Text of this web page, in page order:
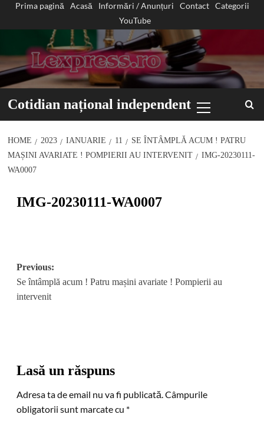
Prima pagină Acasă Informări / Anunțuri Contact
Categorii
YouTube
Cotidian național independent
Menu
HOME 2023 IANUARIE 11
SE ÎNTÂMPLĂ ACUM ! PATRU
MAȘINI AVARIATE ! POMPIERII AU INTERVENIT
IMG-20230111-
WA0007
IMG-20230111-WA0007
Post
navigation
Previous:
Se întâmplă acum ! Patru mașini avariate ! Pompierii au
intervenit
Lasă un răspuns
Adresa ta de email nu va fi publicată.Câmpurile
obligatorii sunt marcate cu *